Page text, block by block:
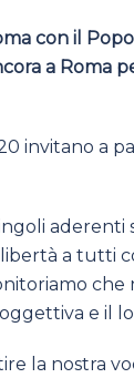
con il
a
invitano a
a tutti
che
e il
la nostra